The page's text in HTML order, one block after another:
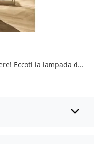
Un Lighting Design da non perdere! Eccoti la lampada da terra design Pivot di Ronda Design.